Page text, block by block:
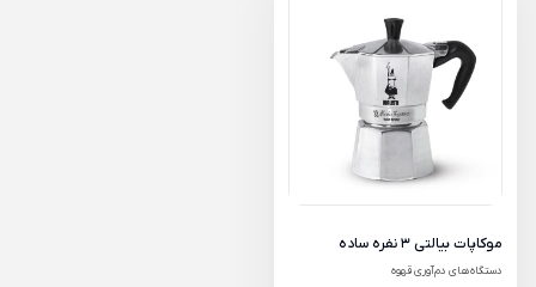
موکاپات بیالتی 3 نفره ساده
دستگاه‌های دم‌آوری قهوه